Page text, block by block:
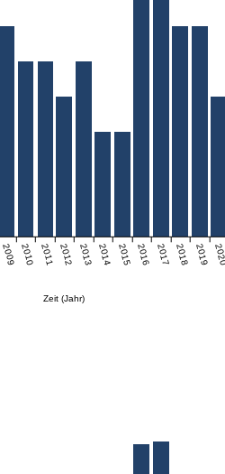
Zeit (Jahr)
2009 2010 2011 2012 2013 2014 2015 2016 2017 2018 2019 2020